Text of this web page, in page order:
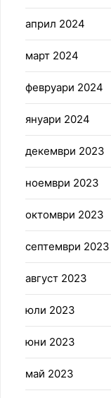
април 2024
март 2024
февруари 2024
януари 2024
декември 2023
ноември 2023
октомври 2023
септември 2023
август 2023
юли 2023
юни 2023
май 2023